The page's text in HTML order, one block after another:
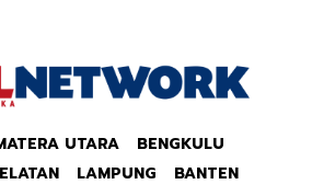
UTARA
BENGKULU
LAMPUNG
BANTEN